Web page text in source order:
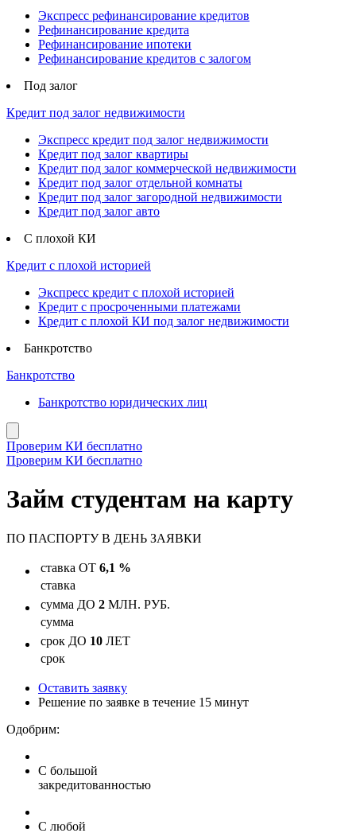
Экспресс рефинансирование кредитов
Рефинансирование кредита
Рефинансирование ипотеки
Рефинансирование кредитов с залогом
Под залог
Кредит под залог недвижимости
Экспресс кредит под залог недвижимости
Кредит под залог квартиры
Кредит под залог коммерческой недвижимости
Кредит под залог отдельной комнаты
Кредит под залог загородной недвижимости
Кредит под залог авто
С плохой КИ
Кредит с плохой историей
Экспресс кредит с плохой историей
Кредит с просроченными платежами
Кредит с плохой КИ под залог недвижимости
Банкротство
Банкротство
Банкротство юридических лиц
Проверим КИ бесплатно
Проверим КИ бесплатно
Займ студентам на карту
ПО ПАСПОРТУВ ДЕНЬ ЗАЯВКИ
ставка ОТ 6,1 %
ставка
сумма ДО 2 МЛН. РУБ.
сумма
срок ДО 10 ЛЕТ
срок
Оставить заявку
Решение по заявке в течение 15 минут
Одобрим:
С большой
закредитованностью
С любой